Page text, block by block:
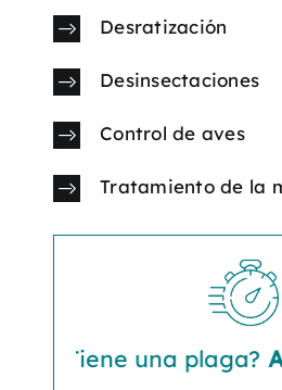
Desratización
Desinsectaciones
Control de aves
Tratamiento de la
una plaga?Actúe